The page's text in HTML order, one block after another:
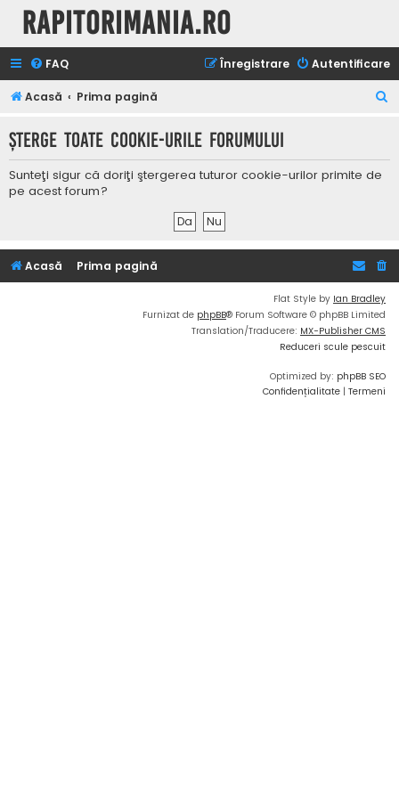
Rapitorimania.ro
FAQ Autentificare
Înregistrare
Acasă Prima pagină
t
Şterge toate cookie-urile forumului
Sunteţi sigur că doriţi ştergerea tuturor cookie-urilor primite de
pe acest forum?
Acasă Prima pagină
Flat Style by Ian Bradley
Furnizat de phpBB® Forum Software © phpBB Limited
Translation/Traducere: MX-Publisher CMS
Reduceri scule pescuit
Optimized by: phpBB SEO
Confidențialitate | Termeni